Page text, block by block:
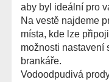
aby byl ideální pro
Na vestě najdeme
místa, kde lze
možnosti nastavení
brankáře.
Vodoodpudivá